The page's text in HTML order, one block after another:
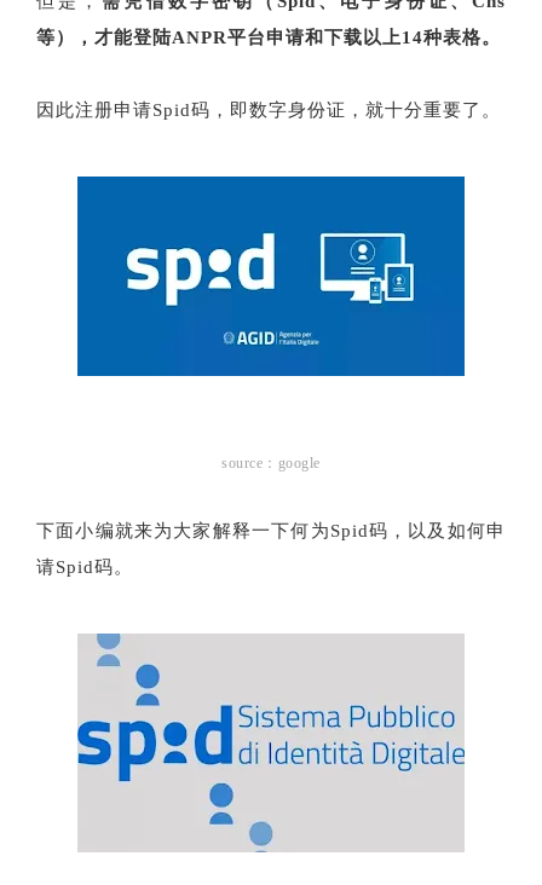
等），才能登陆ANPR平台申请和下载以上14种表格。
因此注册申请Spid码，即数字身份证，就十分重要了。
source：google
下面小编就来为大家解释一下何为Spid码，以及如何申
请Spid码。